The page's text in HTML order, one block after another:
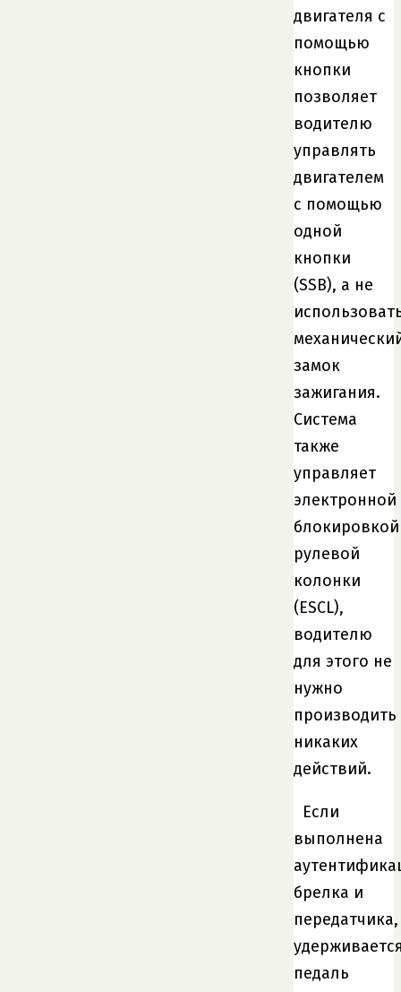
двигателя с
помощью
кнопки
позволяет
водителю
управлять
двигателем
с помощью
одной
кнопки
(SSB), а не
замок
зажигания.
Система
также
управляет
электронной
блокировкой
рулевой
колонки
(ESCL),
водителю
для этого не
нужно
производить
никаких
действий.
Если
выполнена
брелка и
передатчика,
педаль